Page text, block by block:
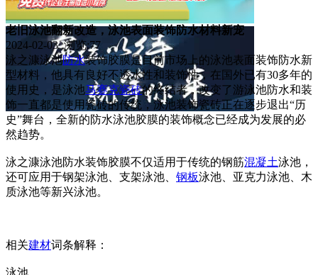
老旧泳池翻新改造，泳池表面装饰防水材料新宠
2024-02-03 浏览:77
泳之漮泳池防水装饰胶膜是目前市场上的泳池表面装饰防水新
型材料，他具有良好不透水性和装饰性，在国外已有30多年的
使用史，是泳池马赛克瓷砖的终结者，改变了游泳池防水和装
饰一直都是使用瓷砖的传统，泳池装饰瓷砖正在逐步退出“历
史”舞台，全新的防水泳池胶膜的装饰概念已经成为发展的必
然趋势。
泳之漮泳池防水装饰胶膜不仅适用于传统的钢筋混凝土泳池，
还可应用于钢架泳池、支架泳池、 钢板泳池、亚克力泳池、木
质泳池等新兴泳池。
相关建材词条解释：
泳池